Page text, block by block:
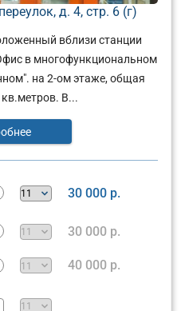
д. 4, стр. 6 (г)
вблизи станции
в многофункциональном
на 2-ом этаже, общая
В...
30 000 р.
30 000 р.
40 000 р.